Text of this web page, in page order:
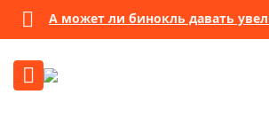
А может ли бинокль давать